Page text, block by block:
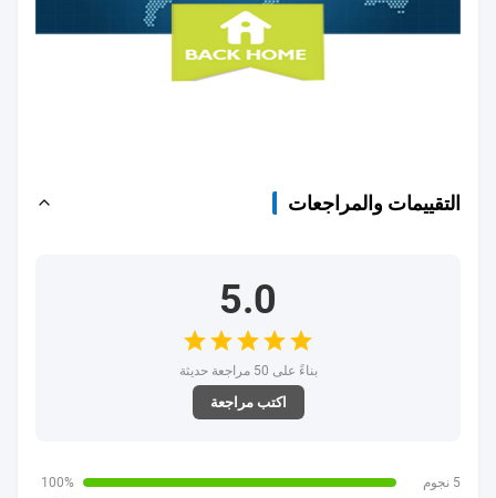
التقييمات والمراجعات
5.0
بناءً على 50 مراجعة حديثة
اكتب مراجعة
5 نجوم
100%